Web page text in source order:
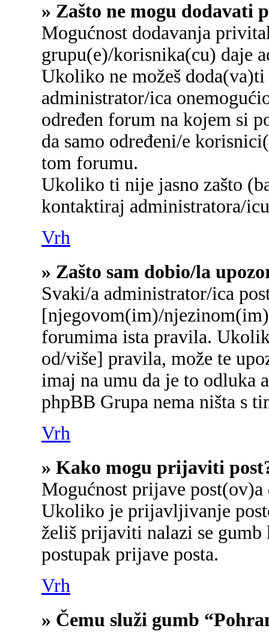
» Zašto ne mogu dodavati
Mogućnost dodavanja
grupu(e)/korisnika(cu) daje
Ukoliko ne možeš
administrator/ica
određen forum na kojem si
da samo određeni/e
tom forumu.
Ukoliko ti nije jasno zašto
kontaktiraj administratora/
Vrh
» Zašto sam dobio/la
Svaki/a administrator/ica
[njegovom(im)/
forumima ista pravila.
od/više] pravila, može te
imaj na umu da je to odluka
phpBB Grupa nema ništa s
Vrh
» Kako mogu prijaviti
Mogućnost prijave
Ukoliko je prijavljivanje
želiš prijaviti nalazi se
postupak prijave posta.
Vrh
» Čemu služi gumb